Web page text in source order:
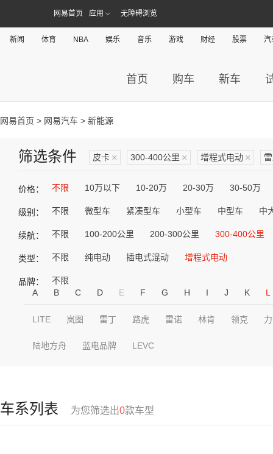
网易首页 应用 无障碍浏览
新闻 体育 NBA 娱乐 音乐 游戏 财经 股票 汽
首页 购车 新车
网易首页 > 网易汽车 > 新能源
筛选条件 皮卡 × 300-400公里 × 增程式电动 ×
价格： 不限 10万以下 10-20万 20-30万 30-50万
级别： 不限 微型车 紧凑型车 小型车 中型车 中
续航： 不限 100-200公里 200-300公里 300-400公里
类型： 不限 纯电动 插电式混动 增程式电动
品牌：
不限
A
B C D E F G H I J K L
LITE 岚图 雷丁 路虎 雷诺 林肯 领克
陆地方舟 蓝电品牌 LEVC
车系列表 为您筛选出0款车型